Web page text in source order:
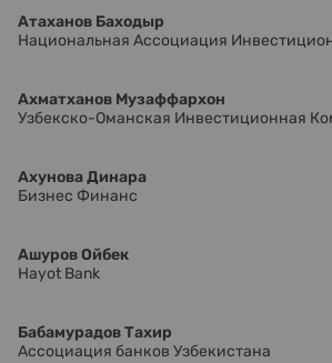
Атаханов Баходыр
Национальная Ассоциация
Ахматханов Музаффархон
Узбекско-Оманская Инвестиционная
Ахунова Динара
Бизнес Финанс
Ашуров Ойбек
Hayot Bank
Бабамурадов Тахир
Ассоциация банков Узбекистана